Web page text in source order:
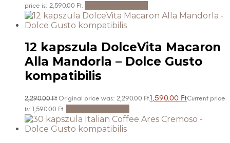
price is: 2,590.00 Ft.
12 kapszula DolceVita Macaron
Alla Mandorla – Dolce Gusto
kompatibilis
2,290.00Ft Original price was: 2,290.00 Ft.1,590.00 FtCurrent price
is: 1,590.00 Ft.